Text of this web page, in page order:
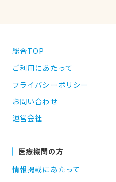
総合TOP
ご利用にあたって
プライバシーポリシー
お問い合わせ
運営会社
医療機関の方
情報掲載にあたって